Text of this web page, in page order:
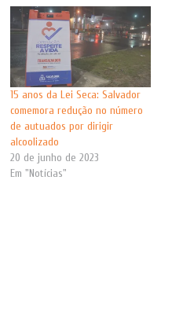
15 anos da Lei Seca: Salvador
comemora redução no número
de autuados por dirigir
alcoolizado
20 de junho de 2023
Em "Notícias"